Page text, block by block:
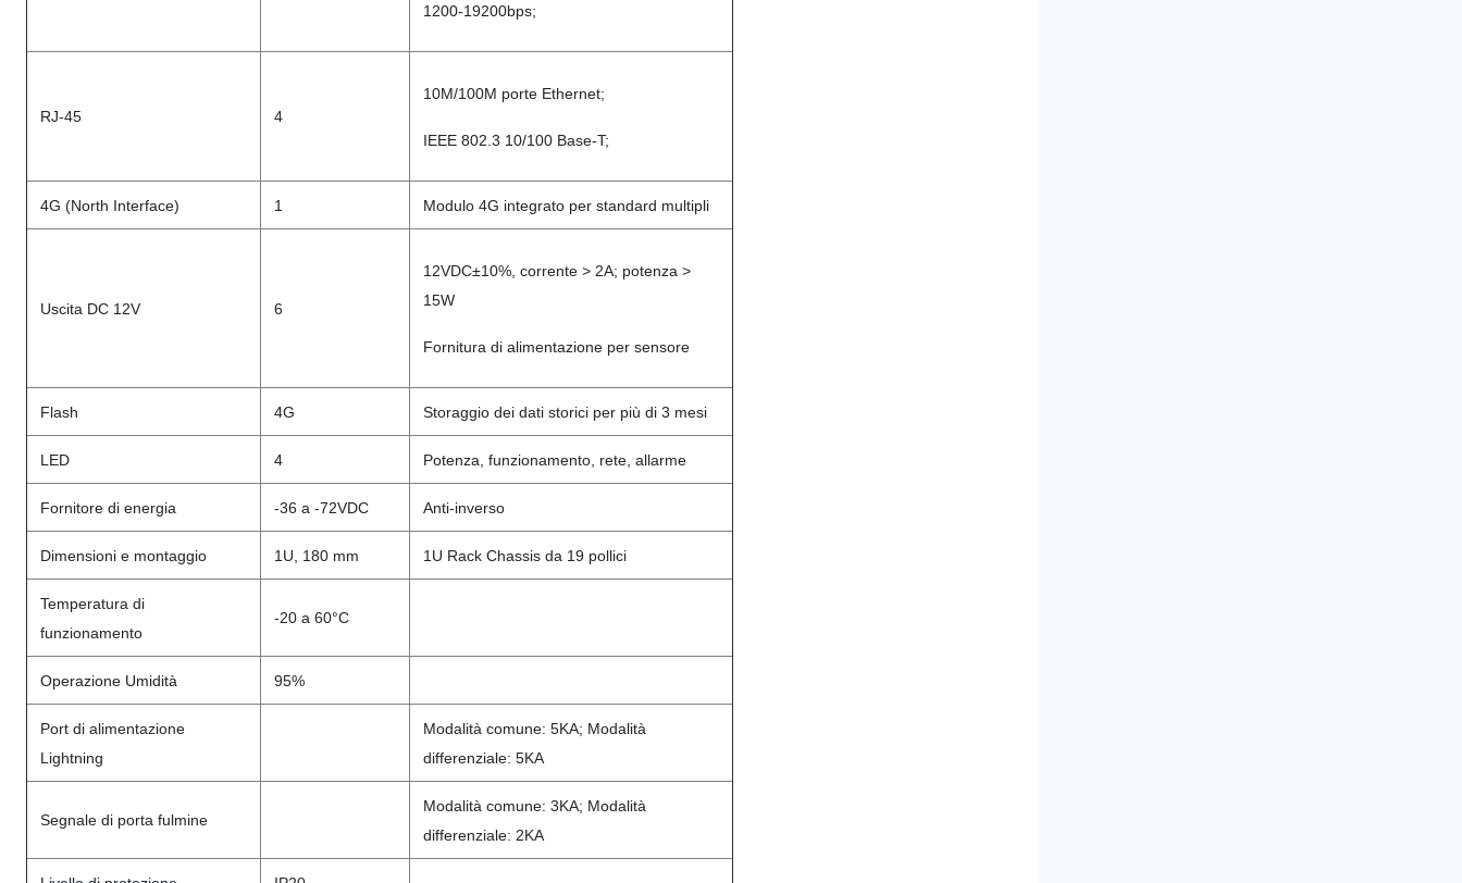
1200-19200bps;
RJ-45 4
10M/100M porte Ethernet;
IEEE 802.3 10/100 Base-T;
4G (North Interface) 1 Modulo 4G integrato per standard multipli
Uscita DC 12V 6
12VDC±10%, corrente > 2A; potenza >
15W
Fornitura di alimentazione per sensore
Flash 4G Storaggio dei dati storici per più di 3 mesi
LED 4 Potenza, funzionamento, rete, allarme
Fornitore di energia -36 a -72VDC Anti-inverso
Dimensioni e montaggio 1U, 180 mm 1U Rack Chassis da 19 pollici
Temperatura di
funzionamento
-20 a 60°C
Operazione Umidità 95%
Port di alimentazione
Lightning
Modalità comune: 5KA; Modalità
differenziale: 5KA
Segnale di porta fulmine
Modalità comune: 3KA; Modalità
differenziale: 2KA